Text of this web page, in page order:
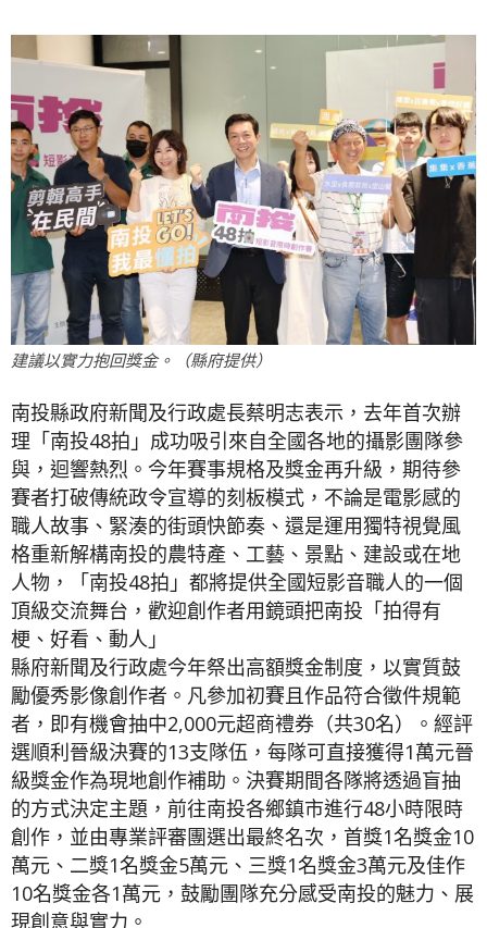
建議以實力抱回獎金。（縣府提供）
南投縣政府新聞及行政處長蔡明志表示，去年首次辦
理「南投48拍」成功吸引來自全國各地的攝影團隊參
與，迴響熱烈。今年賽事規格及獎金再升級，期待參
賽者打破傳統政令宣導的刻板模式，不論是電影感的
職人故事、緊湊的街頭快節奏、還是運用獨特視覺風
格重新解構南投的農特產、工藝、景點、建設或在地
人物，「南投48拍」都將提供全國短影音職人的一個
頂級交流舞台，歡迎創作者用鏡頭把南投「拍得有
梗、好看、動人」
縣府新聞及行政處今年祭出高額獎金制度，以實質鼓
勵優秀影像創作者。凡參加初賽且作品符合徵件規範
者，即有機會抽中2,000元超商禮券（共30名）。經評
選順利晉級決賽的13支隊伍，每隊可直接獲得1萬元晉
級獎金作為現地創作補助。決賽期間各隊將透過盲抽
的方式決定主題，前往南投各鄉鎮市進行48小時限時
創作，並由專業評審團選出最終名次，首獎1名獎金10
萬元、二獎1名獎金5萬元、三獎1名獎金3萬元及佳作
10名獎金各1萬元，鼓勵團隊充分感受南投的魅力、展
現創意與實力。